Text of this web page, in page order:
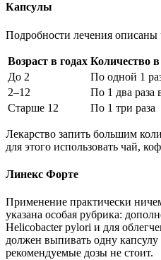
Капсулы
Подробности лечения
Возраст в годах Количество
До 2
По одной 1
2–12
По 1 два раза
Старше 12
По 1 три раза
Лекарство запить большим
для этого использовать чай,
Линекс Форте
Применение практически
указана особая рубрика:
Helicobacter pylori и для
должен выпивать одну
рекомендуемые дозы не стоит.